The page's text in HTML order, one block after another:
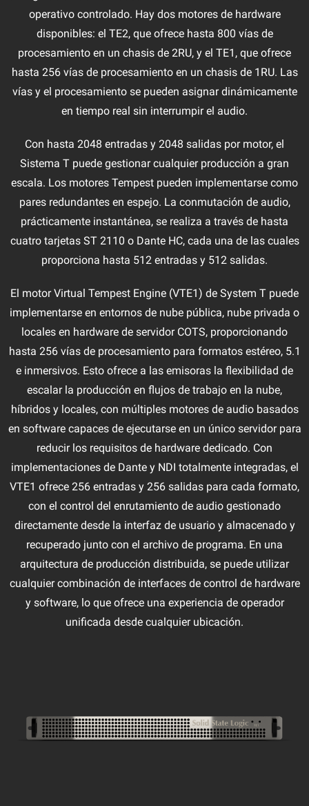
operativo controlado. Hay dos motores de hardware
disponibles: el TE2, que ofrece hasta 800 vías de
procesamiento en un chasis de 2RU, y el TE1, que ofrece
hasta 256 vías de procesamiento en un chasis de 1RU. Las
vías y el procesamiento se pueden asignar dinámicamente
en tiempo real sin interrumpir el audio.
Con hasta 2048 entradas y 2048 salidas por motor, el
Sistema T puede gestionar cualquier producción a gran
escala. Los motores Tempest pueden implementarse como
pares redundantes en espejo. La conmutación de audio,
prácticamente instantánea, se realiza a través de hasta
cuatro tarjetas ST 2110 o Dante HC, cada una de las cuales
proporciona hasta 512 entradas y 512 salidas.
El motor Virtual Tempest Engine (VTE1) de System T puede
implementarse en entornos de nube pública, nube privada o
locales en hardware de servidor COTS, proporcionando
hasta 256 vías de procesamiento para formatos estéreo, 5.1
e inmersivos. Esto ofrece a las emisoras la flexibilidad de
escalar la producción en flujos de trabajo en la nube,
híbridos y locales, con múltiples motores de audio basados
en software capaces de ejecutarse en un único servidor para
reducir los requisitos de hardware dedicado. Con
implementaciones de Dante y NDI totalmente integradas, el
VTE1 ofrece 256 entradas y 256 salidas para cada formato,
con el control del enrutamiento de audio gestionado
directamente desde la interfaz de usuario y almacenado y
recuperado junto con el archivo de programa. En una
arquitectura de producción distribuida, se puede utilizar
cualquier combinación de interfaces de control de hardware
y software, lo que ofrece una experiencia de operador
unificada desde cualquier ubicación.